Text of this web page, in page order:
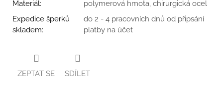
Materiál:
polymerová hmota, chirurgická ocel
Expedice šperků
skladem:
do 2 - 4 pracovních dnů od připsání
platby na účet
ZEPTAT SE SDÍLET